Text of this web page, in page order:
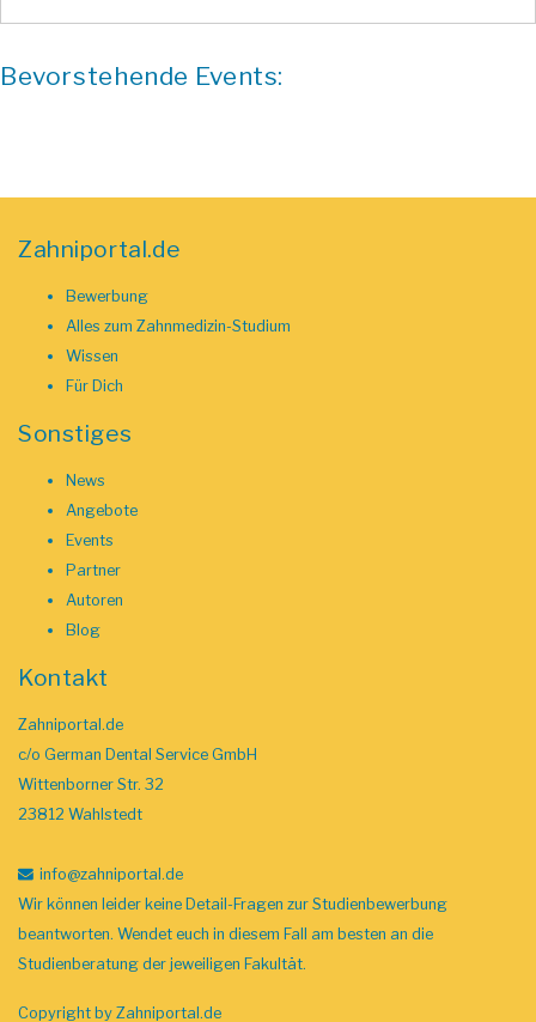
Bevorstehende Events:
Zahniportal.de
Bewerbung
Alles zum Zahnmedizin-Studium
Wissen
Für Dich
Sonstiges
News
Angebote
Events
Partner
Autoren
Blog
Kontakt
Zahniportal.de
c/o German Dental Service GmbH
Wittenborner Str. 32
23812 Wahlstedt
info@zahniportal .de
Wir können leider keine Detail-Fragen zur Studienbewerbung
beantworten. Wendet euch in diesem Fall am besten an die
Studienberatung der jeweiligen Fakultät.
Copyright by Zahniportal.de